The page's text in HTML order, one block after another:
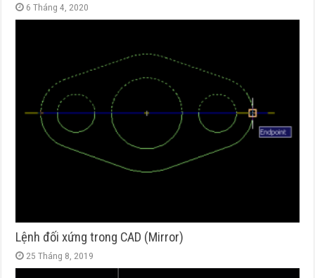
6 Tháng 4, 2020
Lệnh đối xứng trong CAD (Mirror)
25 Tháng 8, 2019